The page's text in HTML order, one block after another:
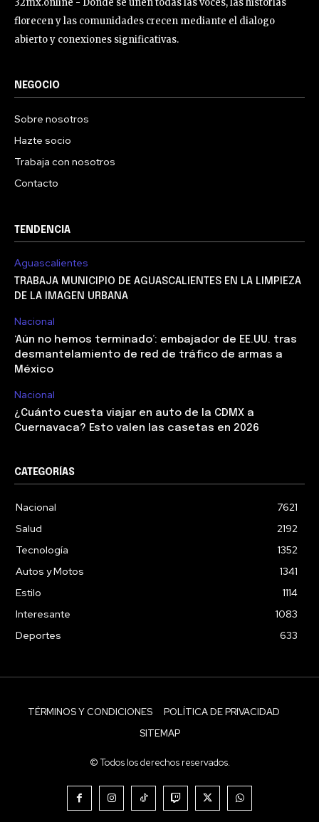
32mx.online - Donde se unen todas las voces, las historias
florecen y las comunidades crecen mediante el dialogo
abierto y conexiones significativas.
NEGOCIO
Sobre nosotros
Hazte socio
Trabaja con nosotros
Contacto
TENDENCIA
Aguascalientes
TRABAJA MUNICIPIO DE AGUASCALIENTES EN LA LIMPIEZA
DE LA IMAGEN URBANA
Nacional
‘Aún no hemos terminado’: embajador de EE.UU. tras
desmantelamiento de red de tráfico de armas a
México
Nacional
¿Cuánto cuesta viajar en auto de la CDMX a
Cuernavaca? Esto valen las casetas en 2026
CATEGORÍAS
Nacional
7621
Salud
2192
Tecnología
1352
Autos y Motos
1341
Estilo
1114
Interesante
1083
Deportes
633
TÉRMINOS Y CONDICIONES
POLÍTICA DE PRIVACIDAD
SITEMAP
© Todos los derechos reservados.